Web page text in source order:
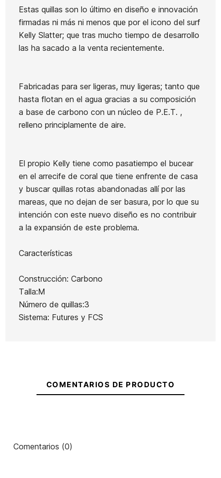
Estas quillas son lo último en diseño e innovación
firmadas ni más ni menos que por el icono del surf
Kelly Slatter; que tras mucho tiempo de desarrollo
las ha sacado a la venta recientemente.
Fabricadas para ser ligeras, muy ligeras; tanto que
hasta flotan en el agua gracias a su composición
a base de carbono con un núcleo de P.E.T. ,
relleno principlamente de aire.
El propio Kelly tiene como pasatiempo el bucear
en el arrecife de coral que tiene enfrente de casa
y buscar quillas rotas abandonadas allí por las
mareas, que no dejan de ser basura, por lo que su
intención con este nuevo diseño es no contribuir
a la expansión de este problema.
Características
Construcción: Carbono
Talla:M
Número de quillas:3
Sistema: Futures y FCS
Marca
Slater Designs
Referencia FW-VAQUX55718
En stock 2 Artículos
Ean13 21104316
HC Twin+1
Quillas Endorfins Kelly
130,00 € -10% 117,00 € 130,00 € -10% 117,00 €
No hay
COMENTARIOS DE PRODUCTO
Comentarios (0)